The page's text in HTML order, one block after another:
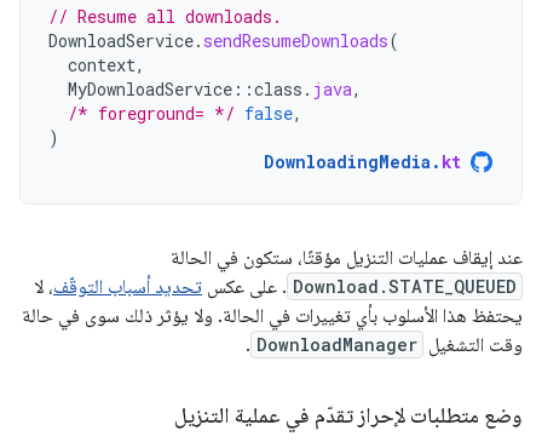
// Resume all downloads.
DownloadService. sendResumeDownloads(
context,
MyDownloadService ::class . java,
/* foreground= */ false,
)
DownloadingMedia . kt
عند إيقاف عمليات التنزيل مؤقتًا، ستكون في الحالة
Download.STATE_QUEUED . على عكس تحديد أسباب التوقّف، لا
يحتفظ هذا الأسلوب بأي تغييرات في الحالة. ولا يؤثر ذلك سوى في حالة
وقت التشغيل DownloadManager
.
وضع متطلبات لإحراز تقدّم في عملية التنزيل